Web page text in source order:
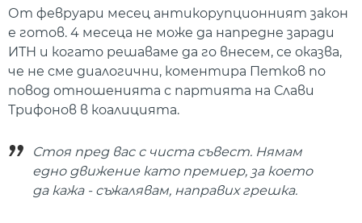
От февруари месец антикорупционният закон
е готов. 4 месеца не може да напредне заради
ИТН и когато решаваме да го внесем, се оказва,
че не сме диалогични, коментира Петков по
повод отношенията с партията на Слави
Трифонов в коалицията.
Стоя пред вас с чиста съвест. Нямам
едно движение като премиер, за което
да кажа - съжалявам, направих грешка.